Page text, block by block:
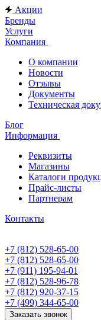
Акции
Бренды
Услуги
Компания
О компании
Новости
Отзывы
Документы
Техническая
Блог
Информация
Реквизиты
Магазины
Каталоги
Прайс-листы
Партнерам
Контакты
+7 (812) 528-65-00
+7 (812) 528-65-00
+7 (911) 195-94-01
+7 (812) 528-96-78
+7 (812) 920-37-15
+7 (499) 344-65-00
Заказать звонок